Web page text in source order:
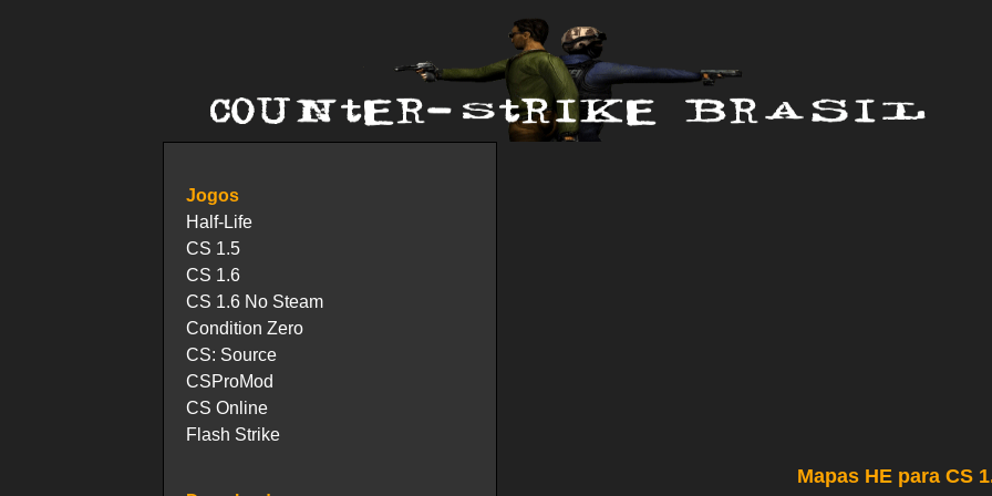
Jogos
Half-Life
CS 1.5
CS 1.6
CS 1.6 No Steam
Condition Zero
CS: Source
CSProMod
CS Online
Flash Strike
Mapas HE para CS